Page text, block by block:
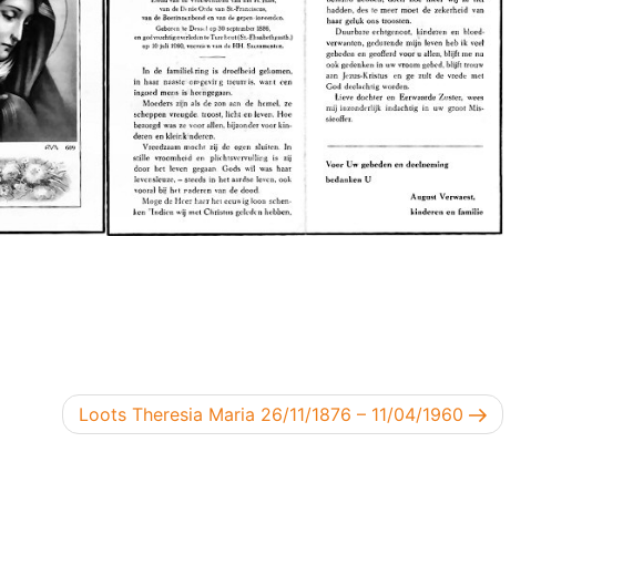
Volgend bericht
Loots Theresia Maria 26/11/1876 – 11/04/1960